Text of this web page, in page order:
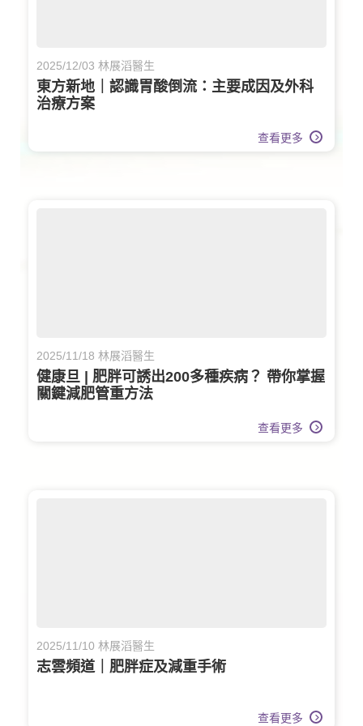
2025/12/03 林展滔醫生
東方新地｜認識胃酸倒流：主要成因及外科
治療方案
查看更多
2025/11/18 林展滔醫生
健康旦 | 肥胖可誘出200多種疾病？ 帶你掌握
關鍵減肥管重方法
查看更多
2025/11/10 林展滔醫生
志雲頻道｜肥胖症及減重手術
查看更多